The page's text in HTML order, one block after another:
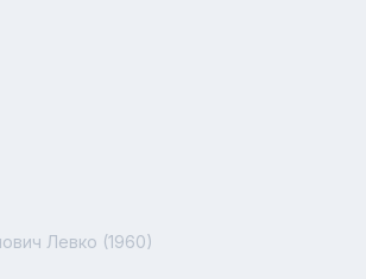
Левко (1960)